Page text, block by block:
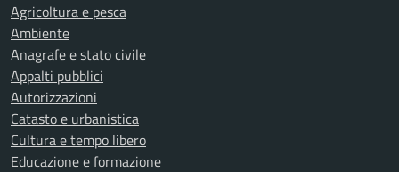
Agricoltura e pesca
Ambiente
Anagrafe e stato civile
Appalti pubblici
Autorizzazioni
Catasto e urbanistica
Cultura e tempo libero
Educazione e formazione